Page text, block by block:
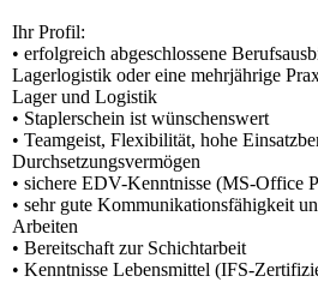
Ihr Profil:
• erfolgreich abgeschlossene
Lagerlogistik oder eine mehrjährige
Lager und Logistik
• Staplerschein ist wünschenswert
• Teamgeist, Flexibilität, hohe
Durchsetzungsvermögen
• sichere EDV-Kenntnisse (MS-Office
• sehr gute Kommunikationsfähigkeit
Arbeiten
• Bereitschaft zur Schichtarbeit
• Kenntnisse Lebensmittel (IFS-